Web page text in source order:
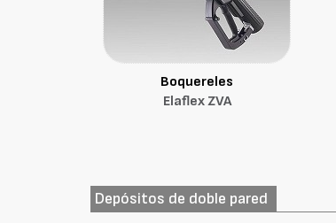
Boquereles
Elaflex ZVA
Depósitos de doble pared